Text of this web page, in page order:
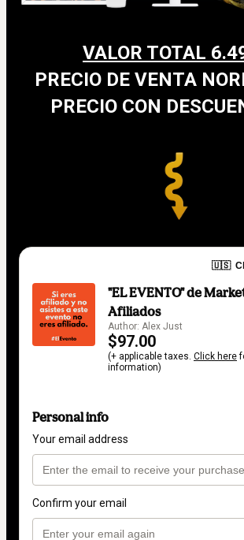
VALOR TOTAL
PRECIO DE VENTA
PRECIO CON
🇺🇸
"EL EVENTO" de
Afiliados
Author: Alex Just
$97.00
(+ applicable taxes. Click here
information)
Personal info
Your email address
Confirm your email